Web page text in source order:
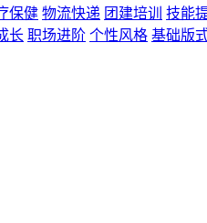
保健 物流快递 团建培训 技能
长 职场进阶 个性风格 基础版